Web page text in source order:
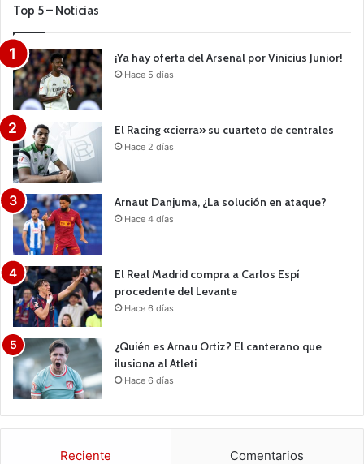
Top 5 – Noticias
¡Ya hay oferta del Arsenal por Vinicius Junior!
Hace 5 días
El Racing «cierra» su cuarteto de centrales
Hace 2 días
Arnaut Danjuma, ¿La solución en ataque?
Hace 4 días
El Real Madrid compra a Carlos Espí
procedente del Levante
Hace 6 días
¿Quién es Arnau Ortiz? El canterano que
ilusiona al Atleti
Hace 6 días
Reciente Comentarios